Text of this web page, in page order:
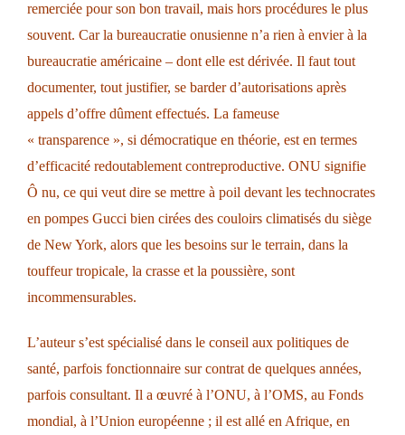
remerciée pour son bon travail, mais hors procédures le plus
souvent. Car la bureaucratie onusienne n’a rien à envier à la
bureaucratie américaine – dont elle est dérivée. Il faut tout
documenter, tout justifier, se barder d’autorisations après
appels d’offre dûment effectués. La fameuse
« transparence », si démocratique en théorie, est en termes
d’efficacité redoutablement contreproductive. ONU signifie
Ô nu, ce qui veut dire se mettre à poil devant les technocrates
en pompes Gucci bien cirées des couloirs climatisés du siège
de New York, alors que les besoins sur le terrain, dans la
touffeur tropicale, la crasse et la poussière, sont
incommensurables.
L’auteur s’est spécialisé dans le conseil aux politiques de
santé, parfois fonctionnaire sur contrat de quelques années,
parfois consultant. Il a œuvré à l’ONU, à l’OMS, au Fonds
mondial, à l’Union européenne ; il est allé en Afrique, en